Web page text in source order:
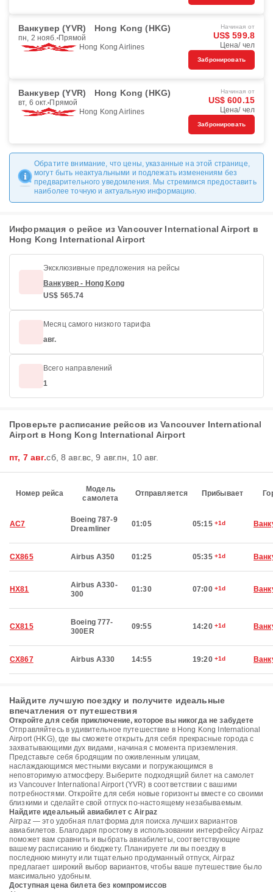
Ванкувер (YVR) Hong Kong (HKG)
пн, 2 нояб. Прямой
Hong Kong Airlines
Начиная от
US$ 599.8
Цена/ чел
Забронировать
Ванкувер (YVR) Hong Kong (HKG)
вт, 6 окт. Прямой
Hong Kong Airlines
Начиная от
US$ 600.15
Цена/ чел
Забронировать
Обратите внимание, что цены, указанные на этой странице,
могут быть неактуальными и подлежать изменениям без
предварительного уведомления. Мы стремимся предоставить
наиболее точную и актуальную информацию.
Информация о рейсе из Vancouver International Airport в
Hong Kong International Airport
Эксклюзивные предложения на рейсы
Ванкувер - Hong Kong
US$ 565.74
Месяц самого низкого тарифа
авг.
Всего направлений
1
Проверьте расписание рейсов из Vancouver International
Airport в Hong Kong International Airport
пт, 7 авг.сб, 8 авг.вс, 9 авг.пн, 10 авг.
Номер рейса
Модель
самолета
Отправляется Прибывает
AC7
Boeing 787-9
Dreamliner
01:05 05:15 +1d
CX865 Airbus A350 01:25 05:35 +1d
HX81
Airbus A330-
300
01:30 07:00 +1d
CX815
Boeing 777-
300ER
09:55 14:20 +1d
CX867 Airbus A330 14:55 19:20 +1d
Найдите лучшую поездку и получите идеальные
впечатления от путешествия
Откройте для себя приключение, которое вы никогда не забудете
Отправляйтесь в удивительное путешествие в Hong Kong International
Airport (HKG), где вы сможете открыть для себя прекрасные города с
захватывающими дух видами, начиная с момента приземления.
Представьте себя бродящим по оживленным улицам,
наслаждающимся местными вкусами и погружающимся в
неповторимую атмосферу. Выберите подходящий билет на самолет
из Vancouver International Airport (YVR) в соответствии с вашими
потребностями. Откройте для себя новые горизонты вместе со своими
близкими и сделайте свой отпуск по-настоящему незабываемым.
Найдите идеальный авиабилет с Airpaz
Airpaz — это удобная платформа для поиска лучших вариантов
авиабилетов. Благодаря простому в использовании интерфейсу Airpaz
поможет вам сравнить и выбрать авиабилеты, соответствующие
вашему расписанию и бюджету. Планируете ли вы поездку в
последнюю минуту или тщательно продуманный отпуск, Airpaz
предлагает широкий выбор вариантов, чтобы ваше путешествие было
максимально удобным.
Доступная цена билета без компромиссов